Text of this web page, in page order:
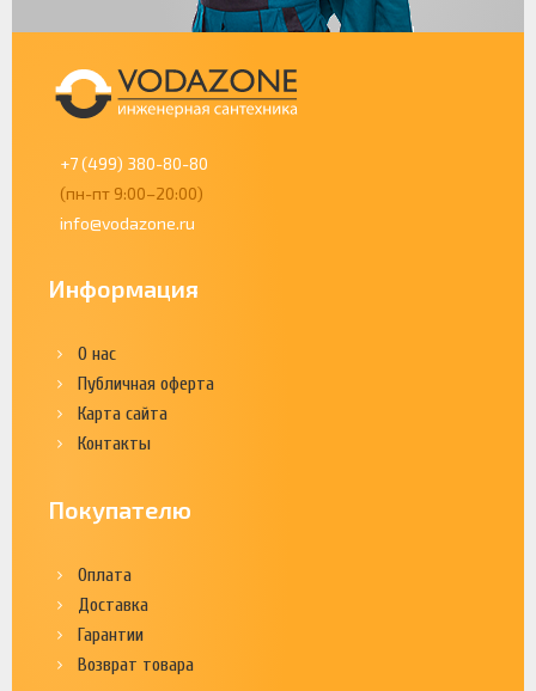
+7 (499) 380-80-80
(пн-пт 9:00–20:00)
info@vodazone.ru
Информация
О нас
Публичная оферта
Карта сайта
Контакты
Покупателю
Оплата
Доставка
Гарантии
Возврат товара